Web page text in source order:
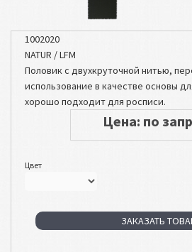
1002020
NATUR / LFM
Половик с двухкруточной нитью,
использование в качестве основы
хорошо подходит для росписи.
Цена: по
Цвет
ЗАКАЗАТЬ